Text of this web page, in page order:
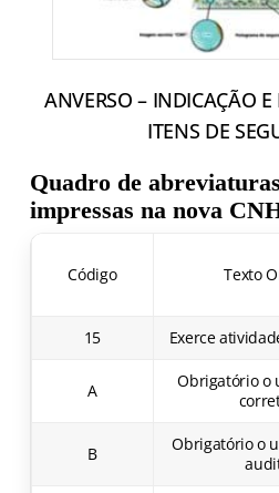
ANVERSO – INDICAÇÃO
ITENS DE
Quadro de
impressas na nova
Código Texto
15 Exerce
A
Obrigatório o
B
Obrigatório o